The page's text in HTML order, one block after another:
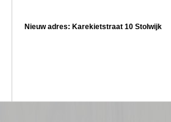
Nieuw adres: Karekietstraat 10 Stolwijk